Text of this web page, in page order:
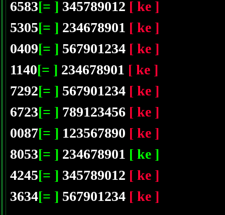
6583[= ] 345789012 [ ke ]
5305[= ] 234678901 [ ke ]
0409[= ] 567901234 [ ke ]
1140[= ] 234678901 [ ke ]
7292[= ] 567901234 [ ke ]
6723[= ] 789123456 [ ke ]
0087[= ] 123567890 [ ke ]
8053[= ] 234678901 [ ke ]
4245[= ] 345789012 [ ke ]
3634[= ] 567901234 [ ke ]